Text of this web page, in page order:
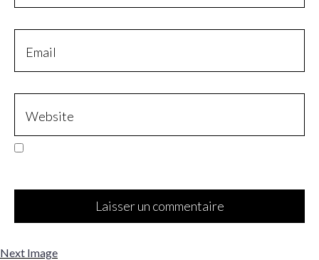
Next Image